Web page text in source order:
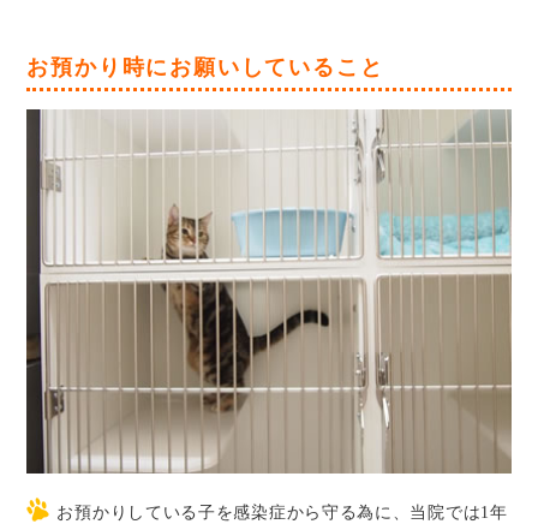
お預かり時にお願いしていること
お預かりしている子を感染症から守る為に、当院では1年